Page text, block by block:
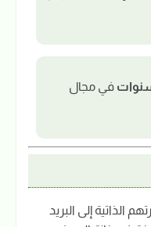
في مجال
الذاتية إلى البريد